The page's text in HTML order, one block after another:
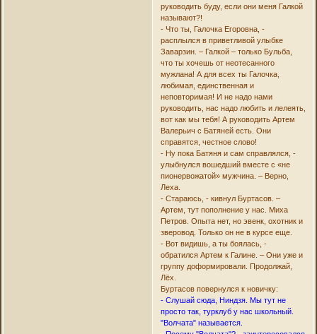
руководить буду, если они меня Галкой
называют?!
- Что ты, Галочка Егоровна, -
расплылся в приветливой улыбке
Заварзин. – Галкой – только Бульба,
что ты хочешь от неотесанного
мужлана! А для всех ты Галочка,
любимая, единственная и
неповторимая! И не надо нами
руководить, нас надо любить и лелеять,
вот как мы тебя! А руководить Артем
Валерьич с Батяней есть. Они
справятся, честное слово!
- Ну пока Батяня и сам справлялся, -
улыбнулся вошедший вместе с «не
пионервожатой» мужчина. – Верно,
Леха.
- Стараюсь, - кивнул Буртасов. –
Артем, тут пополнение у нас. Миха
Петров. Опыта нет, но эвенк, охотник и
зверовод. Только он не в курсе еще.
- Вот видишь, а ты боялась, -
обратился Артем к Галине. – Они уже и
группу доформировали. Продолжай,
Лёх.
Буртасов повернулся к новичку:
- Слушай сюда, Ниндзя. Мы тут не
просто так, турклуб у нас школьный.
"Волчата" называется.